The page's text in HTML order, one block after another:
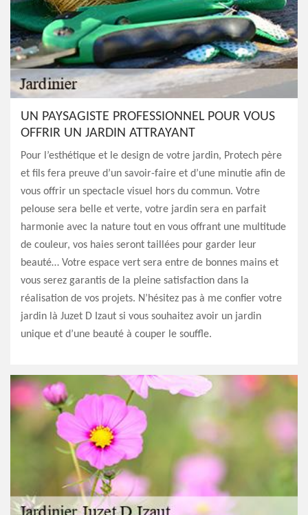
UN PAYSAGISTE PROFESSIONNEL POUR VOUS
OFFRIR UN JARDIN ATTRAYANT
Pour l’esthétique et le design de votre jardin, Protech père
et fils fera preuve d’un savoir-faire et d’une minutie afin de
vous offrir un spectacle visuel hors du commun. Votre
pelouse sera belle et verte, votre jardin sera en parfait
harmonie avec la nature tout en vous offrant une multitude
de couleur, vos haies seront taillées pour garder leur
beauté… Votre espace vert sera entre de bonnes mains et
vous serez garantis de la pleine satisfaction dans la
réalisation de vos projets. N’hésitez pas à me confier votre
jardin là Juzet D Izaut si vous souhaitez avoir un jardin
unique et d’une beauté à couper le souffle.